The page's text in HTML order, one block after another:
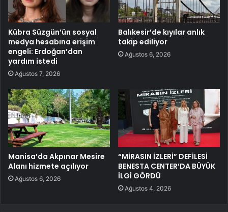
Kübra Süzgün’ün sosyal
medya hesabına erişim
engeli: Erdoğan’dan
yardım istedi
Ağustos 7, 2026
Balıkesir’de kıyılar anlık
takip ediliyor
Ağustos 6, 2026
Manisa’da Akpınar Mesire
Alanı hizmete açılıyor
Ağustos 6, 2026
“MİRASIN İZLERİ” DEFİLESİ
BENESTA CENTER’DA BÜYÜK
İLGİ GÖRDÜ
Ağustos 4, 2026